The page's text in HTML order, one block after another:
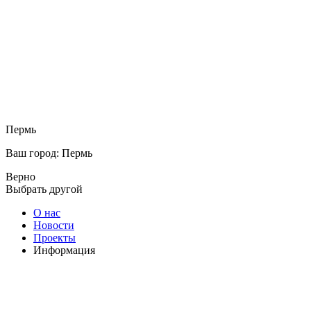
Пермь
Ваш город: Пермь
Верно
Выбрать другой
О нас
Новости
Проекты
Информация